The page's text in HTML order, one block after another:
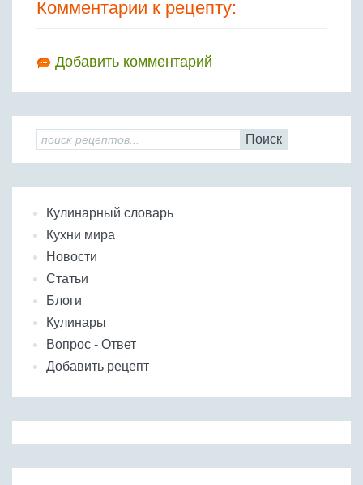
Комментарии к рецепту:
Добавить комментарий
Поиск
Кулинарный словарь
Кухни мира
Новости
Статьи
Блоги
Кулинары
Вопрос - Ответ
Добавить рецепт